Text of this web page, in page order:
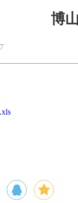
博